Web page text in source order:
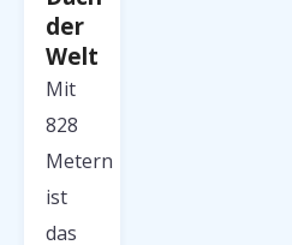
der
Welt
Mit
828
Metern
ist
das